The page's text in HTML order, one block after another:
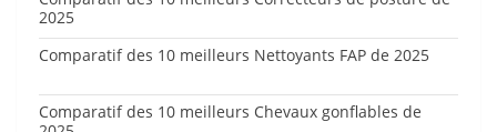
2025
Comparatif des 10 meilleurs Nettoyants FAP de 2025
Comparatif des 10 meilleurs Chevaux gonflables de